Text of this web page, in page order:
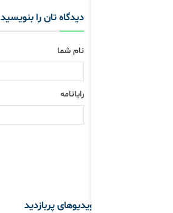
دیدگاه تان را بنویسید
نام شما
رایانامه
ویدیوهای پربازدید